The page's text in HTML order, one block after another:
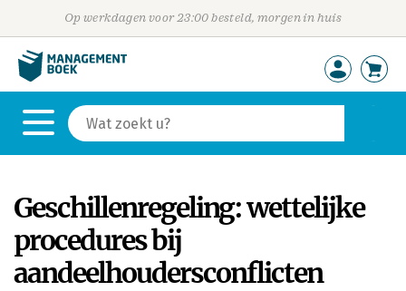
Op werkdagen voor 23:00 besteld, morgen in huis
Geschillenregeling: wettelijke
procedures bij
aandeelhoudersconflicten